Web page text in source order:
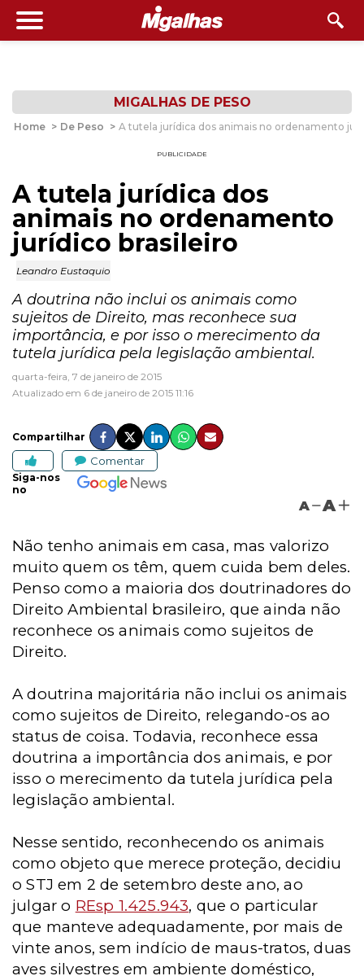
MIGALHAS DE PESO
Home > De Peso > A tutela jurídica dos animais no ordenamento
PUBLICIDADE
A tutela jurídica dos
animais no ordenamento
jurídico brasileiro
Leandro Eustaquio
A doutrina não inclui os animais como
sujeitos de Direito, mas reconhece sua
importância, e por isso o merecimento da
tutela jurídica pela legislação ambiental.
quarta-feira, 7 de janeiro de 2015
Atualizado em 6 de janeiro de 2015 11:16
Compartilhar
Comentar
Siga-nos
no
A A
Não tenho animais em casa, mas valorizo
muito quem os têm, quem cuida bem deles.
Penso como a maioria dos doutrinadores do
Direito Ambiental brasileiro, que ainda não
reconhece os animais como sujeitos de
Direito.
A doutrina majoritária não inclui os animais
como sujeitos de Direito, relegando-os ao
status de coisa. Todavia, reconhece essa
doutrina a importância dos animais, e por
isso o merecimento da tutela jurídica pela
legislação ambiental.
Nesse sentido, reconhecendo os animais
como objeto que merece proteção, decidiu
o STJ em 2 de setembro deste ano, ao
julgar o REsp 1.425.943, que o particular
que manteve adequadamente, por mais de
vinte anos, sem indício de maus-tratos, duas
aves silvestres em ambiente doméstico,